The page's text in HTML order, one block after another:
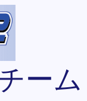
ーム